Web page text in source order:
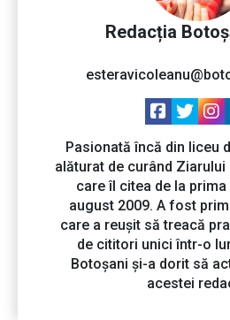
Redacția
Pasionată încă din liceu
alăturat de curând Ziarului
care îl citea de la prima
august 2009. A fost
care a reușit să treacă
de cititori unici într-o
Botoșani și-a dorit să
acestei